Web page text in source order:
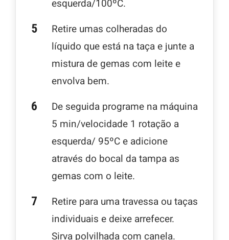
esquerda/100ºC.
Retire umas colheradas do
líquido que está na taça e junte a
mistura de gemas com leite e
envolva bem.
De seguida programe na máquina
5 min/velocidade 1 rotação a
esquerda/ 95ºC e adicione
através do bocal da tampa as
gemas com o leite.
Retire para uma travessa ou taças
individuais e deixe arrefecer.
Sirva polvilhada com canela.